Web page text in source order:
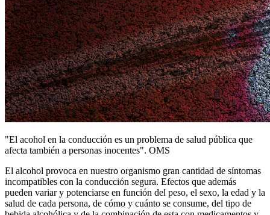
"El acohol en la conducción es un problema de salud pública que
afecta también a personas inocentes". OMS
El alcohol provoca en nuestro organismo gran cantidad de síntomas
incompatibles con la conducción segura. Efectos que además
pueden variar y potenciarse en función del peso, el sexo, la edad y la
salud de cada persona, de cómo y cuánto se consume, del tipo de